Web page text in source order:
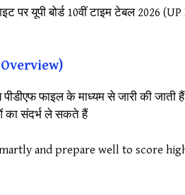
पर यूपी बोर्ड 10वीं टाइम टेबल 2026
फाइल के माध्यम से जारी की जाती
का संदर्भ ले सकते हैं
and prepare well to score